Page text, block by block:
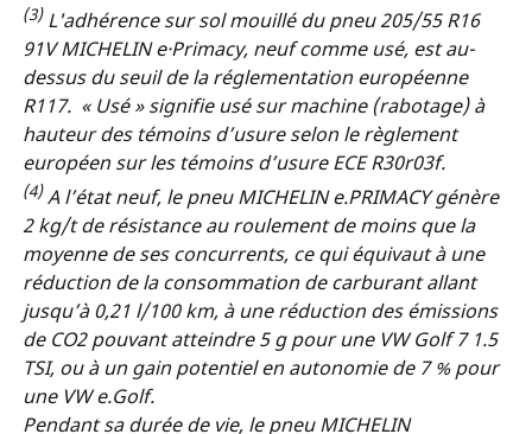
(3)L'adhérence sur sol mouillé du pneu 205/55 R16
91V MICHELIN e·Primacy, neuf comme usé, est au-
dessus du seuil de la réglementation européenne
R117. « Usé » signifie usé sur machine (rabotage) à
hauteur des témoins d’usure selon le règlement
européen sur les témoins d’usure ECE R30r03f.
(4)A l’état neuf, le pneu MICHELIN e.PRIMACY génère
2 kg/t de résistance au roulement de moins que la
moyenne de ses concurrents, ce qui équivaut à une
réduction de la consommation de carburant allant
jusqu’à 0,21 l/100 km, à une réduction des émissions
de CO2 pouvant atteindre 5 g pour une VW Golf 7 1.5
TSI, ou à un gain potentiel en autonomie de 7 % pour
une VW e.Golf.
Pendant sa durée de vie, le pneu MICHELIN